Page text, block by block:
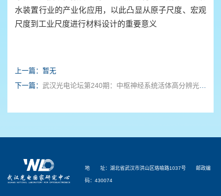
水装置行业的产业化应用，以此凸显从原子尺度、宏观
尺度到工业尺度进行材料设计的重要意义
上一篇：暂无
下一篇： 武汉光电论坛第240期：中枢神经系统活体高分辨光学成像
地 址：湖北省武汉市洪山区珞喻路1037号 邮政编
码：430074